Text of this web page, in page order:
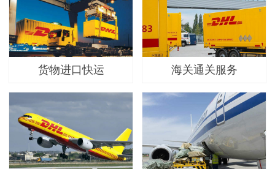
货物进口快运 海关通关服务